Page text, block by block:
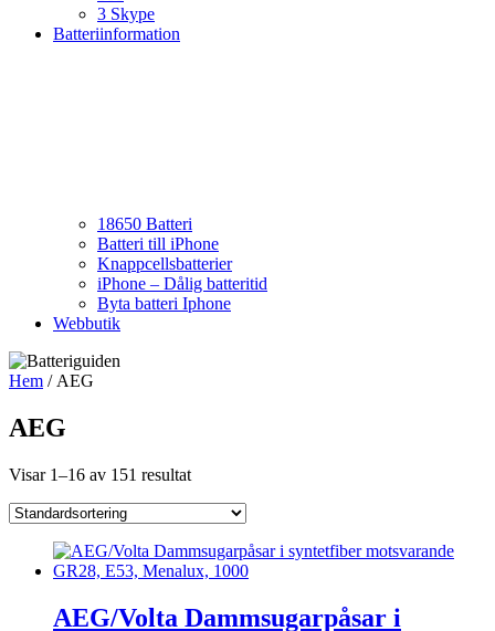
3 Skype
Batteriinformation
18650 Batteri
Batteri till iPhone
Knappcellsbatterier
iPhone – Dålig batteritid
Byta batteri Iphone
Webbutik
Hem / AEG
AEG
Visar 1–16 av 151 resultat
AEG/Volta Dammsugarpåsar i